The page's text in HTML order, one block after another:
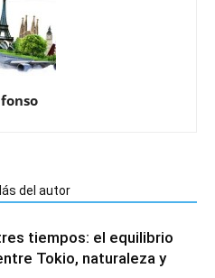
del autor
tiempos: el equilibrio
Tokio, naturaleza y